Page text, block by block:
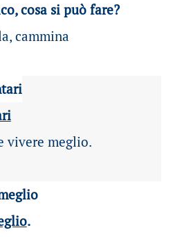
cosa si può fare?
cammina
vivere meglio.
.